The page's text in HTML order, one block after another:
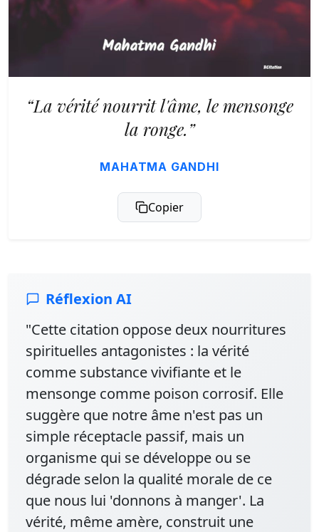
“La vérité nourrit l'âme, le mensonge
la ronge.”
MAHATMA GANDHI
Copier
Réflexion AI
"Cette citation oppose deux nourritures
spirituelles antagonistes : la vérité
comme substance vivifiante et le
mensonge comme poison corrosif. Elle
suggère que notre âme n'est pas un
simple réceptacle passif, mais un
organisme qui se développe ou se
dégrade selon la qualité morale de ce
que nous lui 'donnons à manger'. La
vérité, même amère, construit une